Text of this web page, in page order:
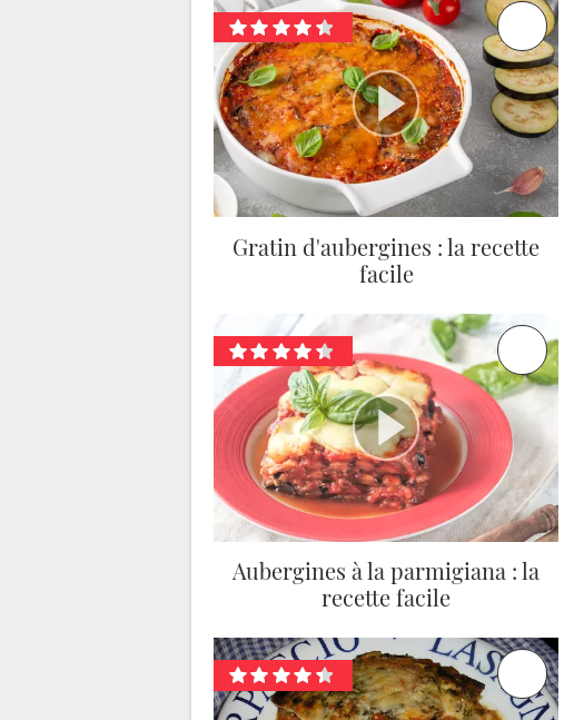
Gratin d'aubergines : la recette
facile
Aubergines à la parmigiana : la
recette facile